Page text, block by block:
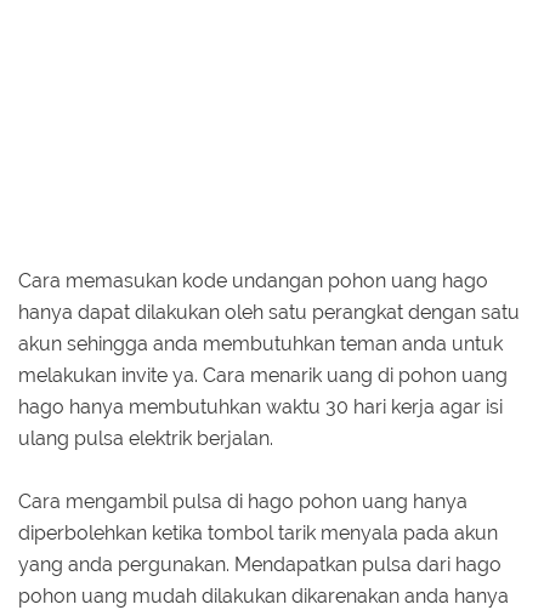
Cara memasukan kode undangan pohon uang hago
hanya dapat dilakukan oleh satu perangkat dengan satu
akun sehingga anda membutuhkan teman anda untuk
melakukan invite ya. Cara menarik uang di pohon uang
hago hanya membutuhkan waktu 30 hari kerja agar isi
ulang pulsa elektrik berjalan.
Cara mengambil pulsa di hago pohon uang hanya
diperbolehkan ketika tombol tarik menyala pada akun
yang anda pergunakan. Mendapatkan pulsa dari hago
pohon uang mudah dilakukan dikarenakan anda hanya